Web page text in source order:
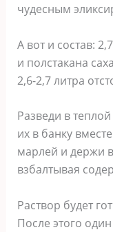
чудесным
А вот и состав:
и полстакана
2,6-2,7 литра
Разведи в
их в банку
марлей и держи
взбалтывая
Раствор будет
После этого